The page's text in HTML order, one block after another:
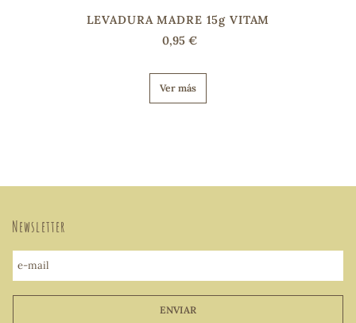
LEVADURA MADRE 15g VITAM
0,95 €
Ver más
Newsletter
e-mail
ENVIAR